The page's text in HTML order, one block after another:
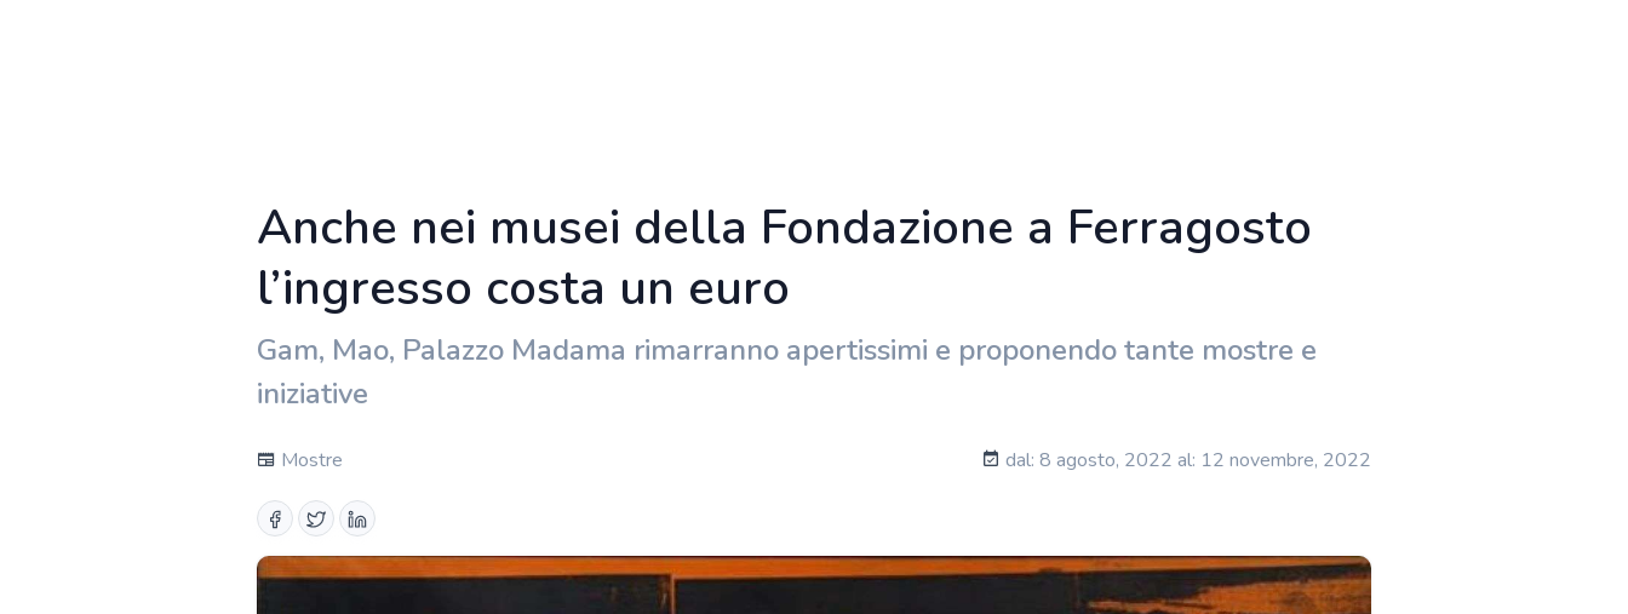
Anche nei musei della Fondazione a Ferragosto
l’ingresso costa un euro
Gam, Mao, Palazzo Madama rimarranno apertissimi e proponendo tante mostre e
iniziative
Mostre dal: 8 agosto, 2022 al: 12 novembre, 2022